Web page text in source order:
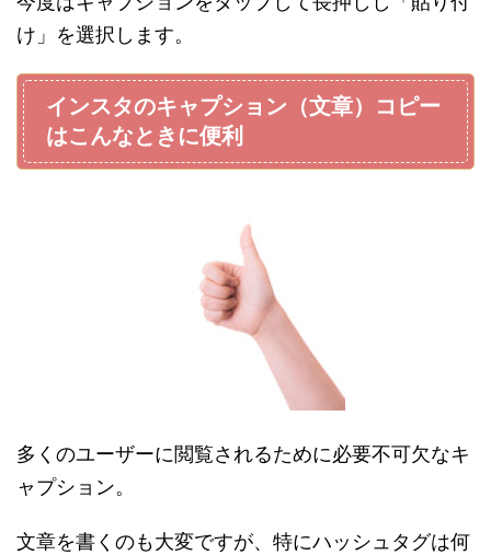
け」を選択します。
インスタのキャプション（文章）コピー
はこんなときに便利
多くのユーザーに閲覧されるために必要不可欠なキ
ャプション。
文章を書くのも大変ですが、特にハッシュタグは何